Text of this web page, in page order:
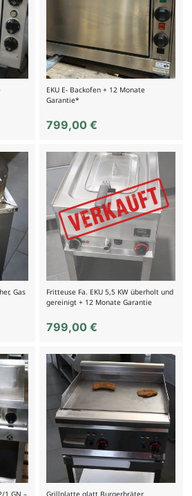
EKU E- Backofen + 12 Monate
Garantie*
799,00€
Gas
Fritteuse Fa. EKU 5,5 KW überholt und
gereinigt + 12 Monate Garantie
799,00€
1 GN –
Grillplatte glatt Burgerbräter,